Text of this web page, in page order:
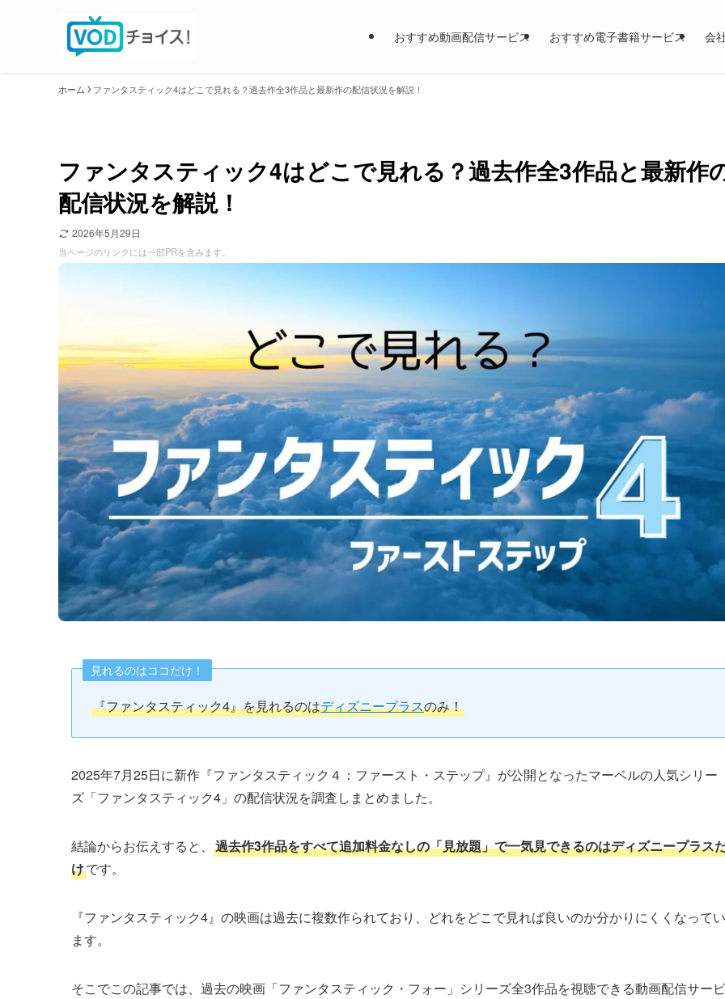
おすすめ動画配信サービス おすすめ電子書籍サービス 会
ホーム ファンタスティック4はどこで見れる？過去作全3作品と最新作の配信状況を解説！
ファンタスティック4はどこで見れる？過去作全3作品と最新作
配信状況を解説！
2026年5月29日
当ページのリンクには一部PRを含みます。
見れるのはココだけ！
『ファンタスティック4』を見れるのはディズニープラスのみ！
2025年7月25日に新作『ファンタスティック４：ファースト・ステップ』が公開となったマーベルの人気シリー
ズ「ファンタスティック4」の配信状況を調査しまとめました。
結論からお伝えすると、 過去作3作品をすべて追加料金なしの「見放題」で一気見できるのはディズニープラス
けです。
『ファンタスティック4』の映画は過去に複数作られており、どれをどこで見れば良いのか分かりにくくなってい
ます。
そこでこの記事では、過去の映画「ファンタスティック・フォー」シリーズ全3作品を視聴できる動画配信サービ